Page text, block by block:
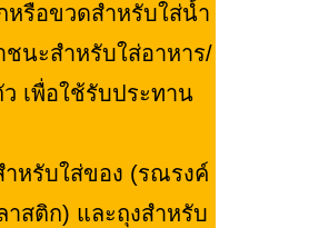
หรือขวดสำหรับใส่น้ำ
นะสำหรับใส่อาหาร/
เพื่อใช้รับประทาน
ำหรับใส่ของ (รณรงค์
าสติก) และถุงสำหรับ